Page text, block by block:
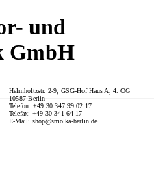
und
GmbH
Helmholtzstr. 2-9, GSG-Hof Haus A, 4. OG
10587 Berlin
Telefon: +49 30 347 99 02 17
Telefax: +49 30 341 64 17
E-Mail: shop@smolka-berlin.de